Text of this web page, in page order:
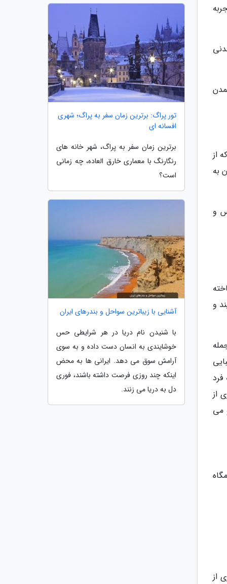
از
به
و
نمایند و
از
می
از
تور پراگ: برترین زمان سفر به پراگ؛ شهری
افسانه ای
برترین زمان سفر به پراگ، شهر خانه های
رنگارنگ با معماری خارق العاده، چه زمانی
است؟
آشنایی با زیباترین سواحل و بندرهای ایران
با شنیدن نام دریا در هر شرایطی حس
خوشایندی به انسان دست داده و به سوی
آرامش سوق می دهد. ایرانی ها به محض
اینکه چند روزی فرصت داشته باشند، فوری
دل به دریا می زنند.